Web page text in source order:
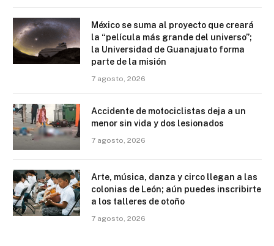
México se suma al proyecto que creará
la “película más grande del universo”;
la Universidad de Guanajuato forma
parte de la misión
7 agosto, 2026
Accidente de motociclistas deja a un
menor sin vida y dos lesionados
7 agosto, 2026
Arte, música, danza y circo llegan a las
colonias de León; aún puedes inscribirte
a los talleres de otoño
7 agosto, 2026